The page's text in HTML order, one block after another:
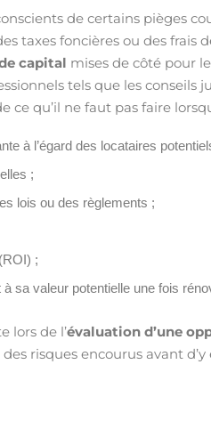
de certains pièges
taxes foncières ou des frais
capital mises de côté pour
tels que les conseils
ce qu’il ne faut pas faire
à l’égard des locataires
;
lois ou des règlements ;
;
sa valeur potentielle une fois
lors de l’évaluation d’une
risques encourus avant